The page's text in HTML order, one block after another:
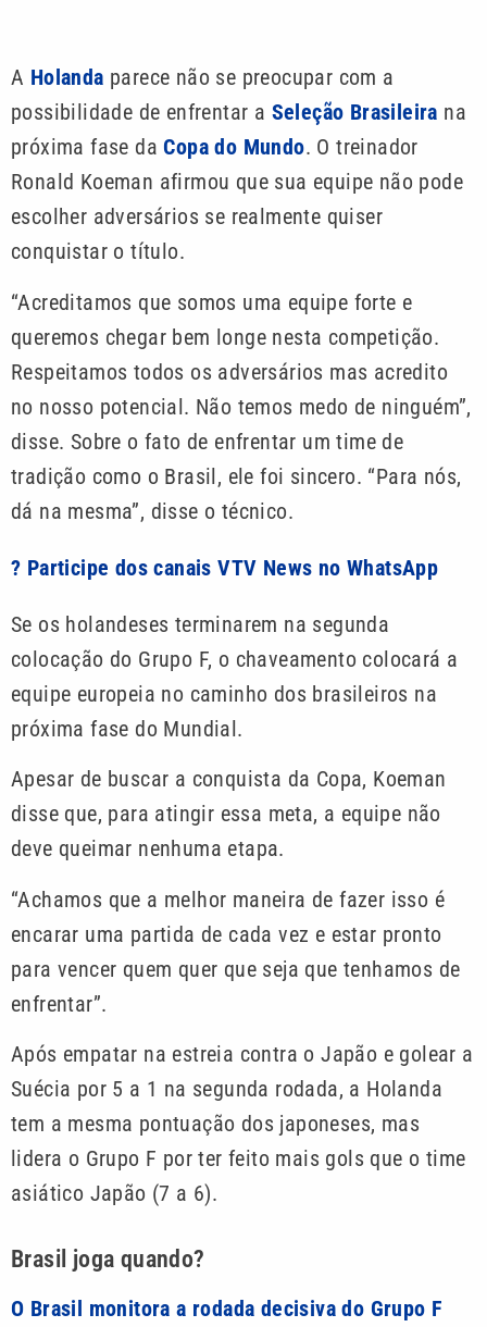
A Holanda parece não se preocupar com a
possibilidade de enfrentar a Seleção Brasileira na
próxima fase daCopa do Mundo. O treinador
Ronald Koeman afirmou que sua equipe não pode
escolher adversários se realmente quiser
conquistar o título.
“Acreditamos que somos uma equipe forte e
queremos chegar bem longe nesta competição.
Respeitamos todos os adversários mas acredito
no nosso potencial. Não temos medo de ninguém”,
disse. Sobre o fato de enfrentar um time de
tradição como o Brasil, ele foi sincero. “Para nós,
dá na mesma”, disse o técnico.
? Participe dos canais VTV News no WhatsApp
Se os holandeses terminarem na segunda
colocação do Grupo F, o chaveamento colocará a
equipe europeia no caminho dos brasileiros na
próxima fase do Mundial.
Apesar de buscar a conquista da Copa, Koeman
disse que, para atingir essa meta, a equipe não
deve queimar nenhuma etapa.
“Achamos que a melhor maneira de fazer isso é
encarar uma partida de cada vez e estar pronto
para vencer quem quer que seja que tenhamos de
enfrentar”.
Após empatar na estreia contra o Japão e golear a
Suécia por 5 a 1 na segunda rodada, a Holanda
tem a mesma pontuação dos japoneses, mas
lidera o Grupo F por ter feito mais gols que o time
asiático Japão (7 a 6).
Brasil joga quando?
O Brasil monitora a rodada decisiva do Grupo F